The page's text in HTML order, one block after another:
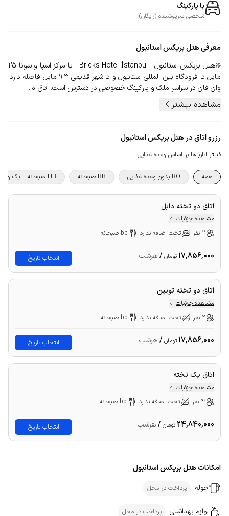
با پارکینگ
شخصی سرپوشیده (رایگان)
معرفیهتل بریکس استانبول
❇️هتل بریکس استانبول - Bricks Hotel İstanbul - با مرکز اسپا و سونا 25
مایل تا فرودگاه بین المللی استانبول و تا شهر قدیمی 9.3 مایل فاصله دارد.
وای فای در سراسر ملک و پارکینگ خصوصی در دسترس است. اتاق‌ ه...
مشاهده بیشتر
رزرو اتاق در هتل بریکس استانبول
فیلتر اتاق ها بر اساس وعده غذایی:
همه RO بدون وعده غذایی BB صبحانه HB صبحانه + یک وعده غذا
اتاق دو تخته دابل
مشاهده جزئیات
2 نفر
تخت اضافه ندارد bb صبحانه
17,856,000تومان /هرشب انتخاب تاریخ
اتاق دو تخته تویین
مشاهده جزئیات
2 نفر
تخت اضافه ندارد bb صبحانه
17,856,000تومان /هرشب انتخاب تاریخ
اتاق یک تخته
مشاهده جزئیات
4 نفر
تخت اضافه ندارد bb صبحانه
24,840,000تومان /هرشب انتخاب تاریخ
امکانات هتل بریکس استانبول
حوله
پرداخت در محل
لوازم بهداشتی پرداخت در محل